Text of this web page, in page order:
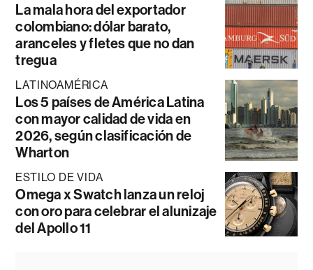
La mala hora del exportador
colombiano: dólar barato,
aranceles y fletes que no dan
tregua
LATINOAMÉRICA
Los 5 países de América Latina
con mayor calidad de vida en
2026, según clasificación de
Wharton
ESTILO DE VIDA
Omega x Swatch lanza un reloj
con oro para celebrar el alunizaje
del Apollo 11